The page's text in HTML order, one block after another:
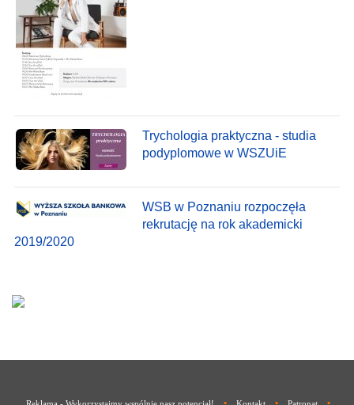
Trychologia praktyczna - studia
podyplomowe w WSZUiE
WSB w Poznaniu rozpoczęła
rekrutację na rok akademicki
2019/2020